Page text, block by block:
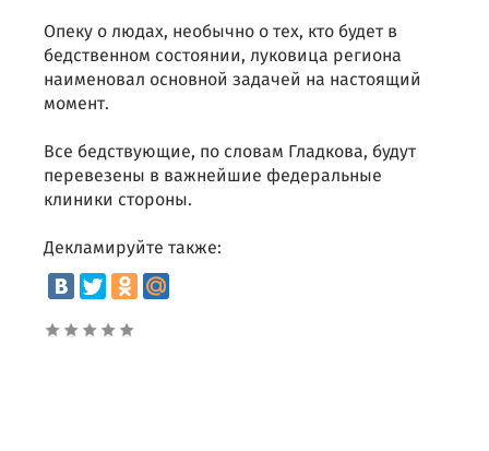
Опеку о людах, необычно о тех, кто будет в
бедственном состоянии, луковица региона
наименовал основной задачей на настоящий
момент.
Все бедствующие, по словам Гладкова, будут
перевезены в важнейшие федеральные
клиники стороны.
Декламируйте также: